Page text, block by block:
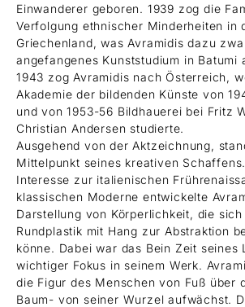
Einwanderer geboren. 1939 zog die
Verfolgung ethnischer Minderheiten in
Griechenland, was Avramidis dazu
angefangenes Kunststudium in Batumi
1943 zog Avramidis nach Österreich,
Akademie der bildenden Künste von
und von 1953-56 Bildhauerei bei Fritz
Christian Andersen studierte.
Ausgehend von der Aktzeichnung,
Mittelpunkt seines kreativen
Interesse zur italienischen
klassischen Moderne entwickelte
Darstellung von Körperlichkeit, die
Rundplastik mit Hang zur Abstraktion
könne. Dabei war das Bein Zeit seines
wichtiger Fokus in seinem Werk.
die Figur des Menschen von Fuß über
Baum- von seiner Wurzel aufwächst.